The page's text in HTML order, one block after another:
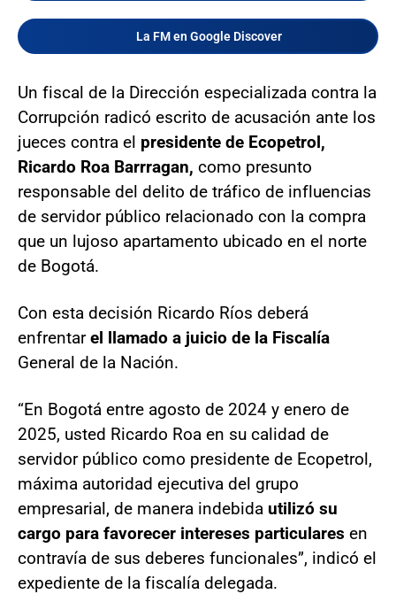
La FM en Google Discover
Un fiscal de la Dirección especializada contra la
Corrupción radicó escrito de acusación ante los
jueces contra el presidente de Ecopetrol,
Ricardo Roa Barrragan, como presunto
responsable del delito de tráfico de influencias
de servidor público relacionado con la compra
que un lujoso apartamento ubicado en el norte
de Bogotá.
Con esta decisión Ricardo Ríos deberá
enfrentarel llamado a juicio de la Fiscalía
General de la Nación.
“En Bogotá entre agosto de 2024 y enero de
2025, usted Ricardo Roa en su calidad de
servidor público como presidente de Ecopetrol,
máxima autoridad ejecutiva del grupo
empresarial, de manera indebida utilizó su
cargo para favorecer intereses particulares en
contravía de sus deberes funcionales”, indicó el
expediente de la fiscalía delegada.